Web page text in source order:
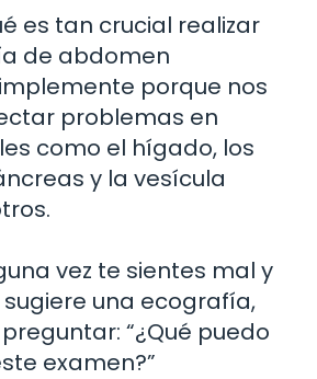
es tan crucial realizar
de abdomen
porque nos
problemas en
como el hígado, los
y la vesícula
vez te sientes mal y
una ecografía,
“¿Qué puedo
examen?”